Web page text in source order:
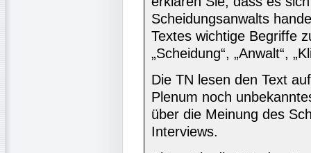
Scheidungsanwalts
Textes wichtige Begriffe
„Scheidung“, „Anwalt“,
Die TN lesen den Text
Plenum noch
über die Meinung des
Interviews.